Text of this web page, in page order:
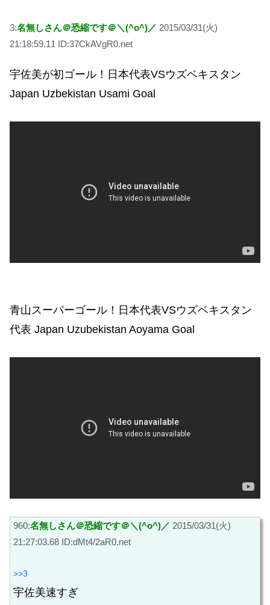
3:名無しさん＠恐縮です＠＼(^o^)／ 2015/03/31(火)
21:18:59.11 ID:37CkAVgR0.net
宇佐美が初ゴール！日本代表VSウズベキスタン
Japan Uzbekistan Usami Goal
青山スーパーゴール！日本代表VSウズベキスタン
代表 Japan Uzubekistan Aoyama Goal
960:名無しさん＠恐縮です＠＼(^o^)／ 2015/03/31(火)
21:27:03.68 ID:dMt4/2aR0.net
>>3
宇佐美速すぎ